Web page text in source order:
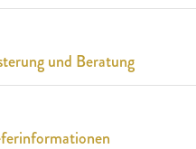
und Beratung